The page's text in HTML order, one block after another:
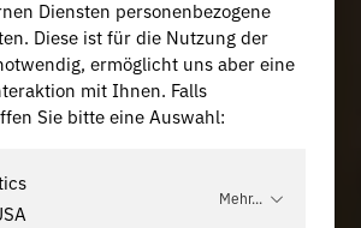
Diensten personenbezogene
Diese ist für die Nutzung der
ermöglicht uns aber eine
mit Ihnen. Falls
Sie bitte eine Auswahl:
Mehr...